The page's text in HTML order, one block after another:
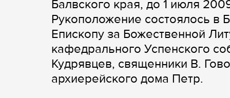
Балвского края, до 1 июля
Рукоположение состоялось в
Епископу за Божественной
кафедрального Успенского
Кудрявцев, священники В.
архиерейского дома Петр.